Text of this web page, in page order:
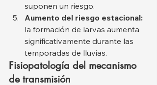
suponen un riesgo.
Aumento del riesgo estacional:
la formación de larvas aumenta
significativamente durante las
temporadas de lluvias.
Fisiopatología del mecanismo
de transmisión